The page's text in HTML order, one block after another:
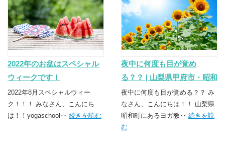
2022年のお盆はスペシャル
ウィークです！
2022年8月スペシャルウィー
ク！！！ みなさん、こんにち
は！！yogaschool‥ 続きを読む
夜中に何度も目が覚め
る？？ | 山梨県甲府市・昭和
町のヨガスクール
TSUNAGU（つなぐ）
夜中に何度も目が覚める？？ み
なさん、こんにちは！！ 山梨県
昭和町にあるヨガ教‥ 続きを読
む